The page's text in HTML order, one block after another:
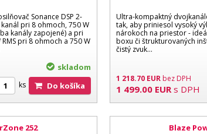
Sonance DSP 2-
pri 8 ohmoch, 750 W
kanály zapojené) a pri
pri 8 ohmoch a 750 W
skladom
ks Do košíka
Ultra-kompaktný
tak, aby priniesol vysoký
nárokoch na priestor -
boxu či štrukturovaných
čistý zvuk...
1 218.70 EUR bez DPH
1 499.00 EUR s DPH
252 Blaze